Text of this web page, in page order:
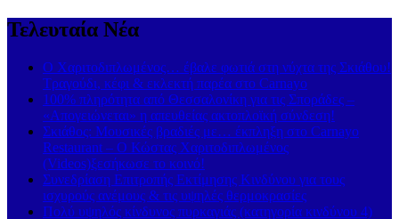
Τελευταία Νέα
Ο Χαριτοδιπλωμένος… έβαλε φωτιά στη νύχτα της Σκιάθου!
Τραγούδι, κέφι & εκλεκτή παρέα στο Carnayo
100% πληρότητα από Θεσσαλονίκη για τις Σποράδες –
«Απογειώνεται» η απευθείας ακτοπλοϊκή σύνδεση!
Σκιάθος: Μουσικές βραδιές με… έκπληξη στο Carnayo
Restaurant – Ο Κώστας Χαριτοδιπλωμένος
(Videos)ξεσήκωσε το κοινό!
Συνεδρίαση Επιτροπής Εκτίμησης Κινδύνου για τους
ισχυρούς ανέμους & τις υψηλές θερμοκρασίες
Πολύ υψηλός κίνδυνος πυρκαγιάς (κατηγορία κινδύνου 4)